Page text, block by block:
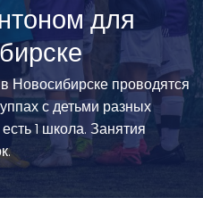
для
Новосибирске проводятся
с детьми разных
1 школа. Занятия